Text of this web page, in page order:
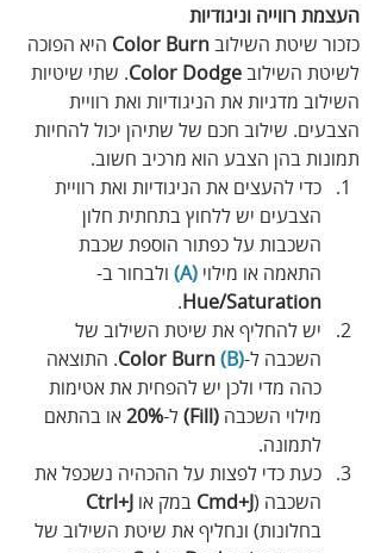
העצמת רווייה וניגודיות
כזכור שיטת השילוב Color Burn היא הפוכה
לשיטת השילוב Color Dodge. שתי שיטיות
השילוב מדגיות את הניגודיות ואת רוויית
הצבעים. שילוב חכם של שתיהן יכול להחיות
תמונות בהן הצבע הוא מרכיב חשוב.
כדי להעצים את הניגודיות ואת רוויית
הצבעים יש ללחוץ בתחתית חלון
השכבות על כפתור הוספת שכבת
התאמה או מילוי (A)
ולבחור ב-
Hue/Saturation
.
יש להחליף את שיטת השילוב של
השכבה ל-(B)
. התוצאה
כהה מדי ולכן יש להפחית את אטימות
מילוי השכבה (Fill) ל-20% או בהתאם
לתמונה.
כעת כדי לפצות על ההכהיה נשכפל את
השכבה (Cmd+J במק או
בחלונות) ונחליף את שיטת השילוב של